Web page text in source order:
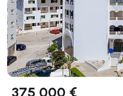
375 000 €